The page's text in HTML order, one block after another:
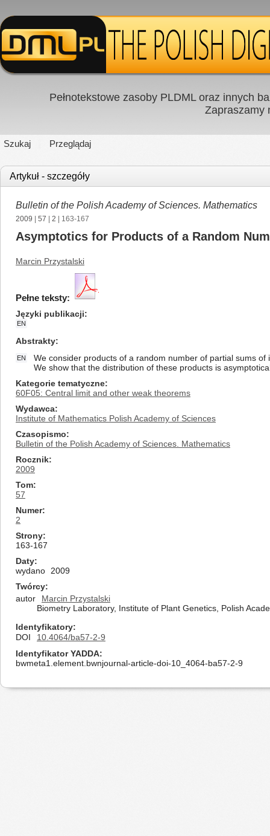
Pełnotekstowe zasoby PLDML oraz innych
Zapraszamy
Szukaj Przeglądaj
Artykuł - szczegóły
Bulletin of the Polish Academy of Sciences. Mathematics
2009 57 2 | 163-167
Asymptotics for Products of a Random
Marcin Przystalski
Pełne teksty:
Języki publikacji
EN
Abstrakty
EN
We consider products of a random number of partial sums
We show that the distribution of these products is
Kategorie tematyczne
60F05: Central limit and other weak theorems
Wydawca
Institute of Mathematics Polish Academy of Sciences
Czasopismo
Bulletin of the Polish Academy of Sciences. Mathematics
Rocznik
2009
Tom
57
Numer
2
Strony
163-167
Daty
wydano
2009
Twórcy
autor
Marcin Przystalski
Biometry Laboratory, Institute of Plant Genetics, Polish
Identyfikatory
DOI
10.4064/ba57-2-9
Identyfikator YADDA
bwmeta1.element.bwnjournal-article-doi-10_4064-ba57-2-9